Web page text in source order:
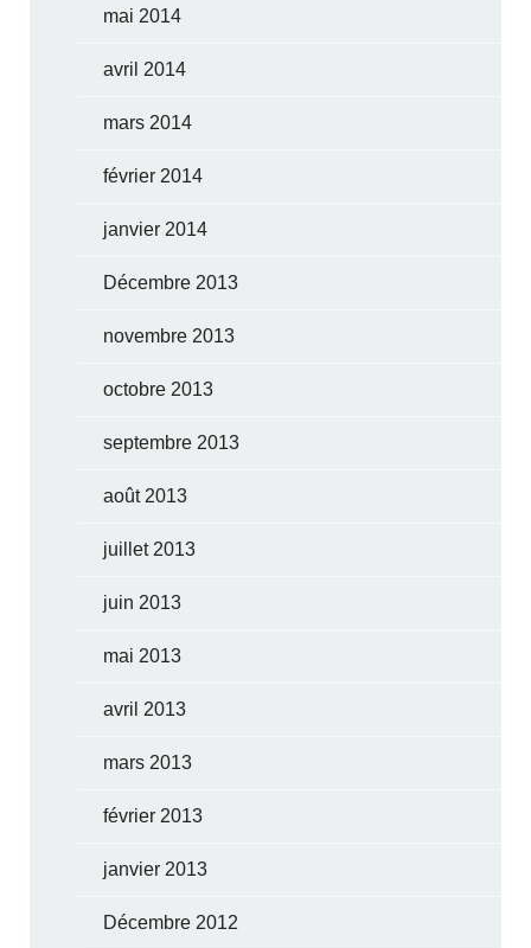
mai 2014
avril 2014
mars 2014
février 2014
janvier 2014
Décembre 2013
novembre 2013
octobre 2013
septembre 2013
août 2013
juillet 2013
juin 2013
mai 2013
avril 2013
mars 2013
février 2013
janvier 2013
Décembre 2012